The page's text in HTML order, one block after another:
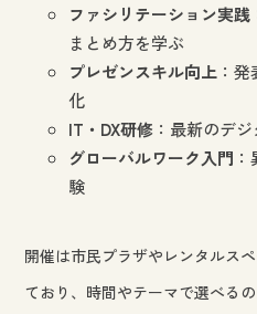
ファシリテーション実践
まとめ方を学ぶ
プレゼンスキル向上 ：
化
IT・DX研修 ：最新のデ
グローバルワーク入門
験
開催は市民プラザやレンタルス
ており、時間やテーマで選べるの